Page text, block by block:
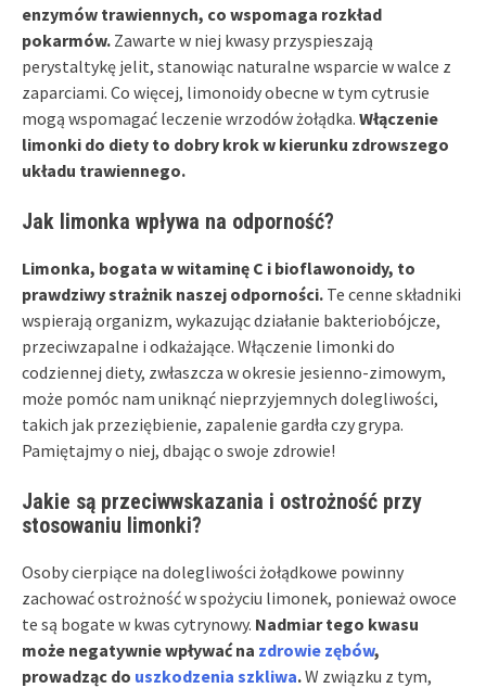
enzymów trawiennych, co wspomaga rozkład
pokarmów. Zawarte w niej kwasy przyspieszają
perystaltykę jelit, stanowiąc naturalne wsparcie w walce z
zaparciami. Co więcej, limonoidy obecne w tym cytrusie
mogą wspomagać leczenie wrzodów żołądka. Włączenie
limonki do diety to dobry krok w kierunku zdrowszego
układu trawiennego.
Jak limonka wpływa na odporność?
Limonka, bogata w witaminę C i bioflawonoidy, to
prawdziwy strażnik naszej odporności. Te cenne składniki
wspierają organizm, wykazując działanie bakteriobójcze,
przeciwzapalne i odkażające. Włączenie limonki do
codziennej diety, zwłaszcza w okresie jesienno-zimowym,
może pomóc nam uniknąć nieprzyjemnych dolegliwości,
takich jak przeziębienie, zapalenie gardła czy grypa.
Pamiętajmy o niej, dbając o swoje zdrowie!
Jakie są przeciwwskazania i ostrożność przy
stosowaniu limonki?
Osoby cierpiące na dolegliwości żołądkowe powinny
zachować ostrożność w spożyciu limonek, ponieważ owoce
te są bogate w kwas cytrynowy. Nadmiar tego kwasu
może negatywnie wpływać na zdrowie zębów,
prowadząc do uszkodzenia szkliwa.W związku z tym,